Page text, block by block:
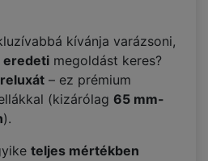
kívánja varázsoni,
eredeti megoldást keres?
– ez prémium
(kizárólag 65 mm-
).
teljes mértékben